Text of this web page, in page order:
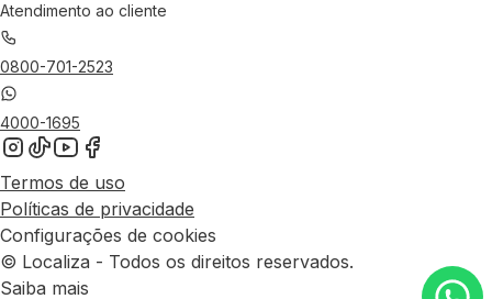
Atendimento ao cliente
0800-701-2523
4000-1695
Termos de uso
Políticas de privacidade
Configurações de cookies
© Localiza - Todos os direitos reservados.
Saiba mais